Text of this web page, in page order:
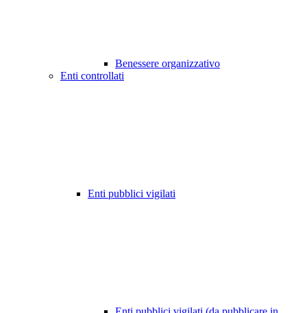
Benessere organizzativo
Enti controllati
Enti pubblici vigilati